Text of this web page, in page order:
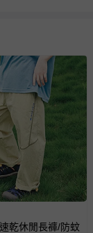
材為日文呈
。
權益，但此期間
用的全新狀態，
乾休閒長褲/防蚊